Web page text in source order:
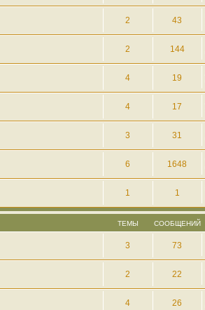
2 43
2 144
4 19
4 17
3 31
6 1648
1 1
ТЕМЫ СООБЩЕНИЙ
3 73
2 22
4 26